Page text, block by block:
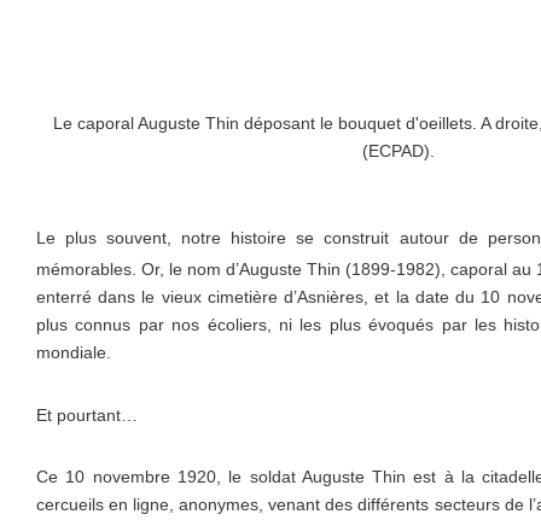
Le caporal Auguste Thin déposant le bouquet d'oeillets. A
(ECPAD).
Le plus souvent, notre histoire se construit autour de
mémorables. Or, le nom d’Auguste Thin (1899-1982), caporal au
enterré dans le vieux cimetière d’Asnières, et la date du 10
plus connus par nos écoliers, ni les plus évoqués par les
mondiale.
Et pourtant…
Ce 10 novembre 1920, le soldat Auguste Thin est à la
cercueils en ligne, anonymes, venant des différents secteurs de